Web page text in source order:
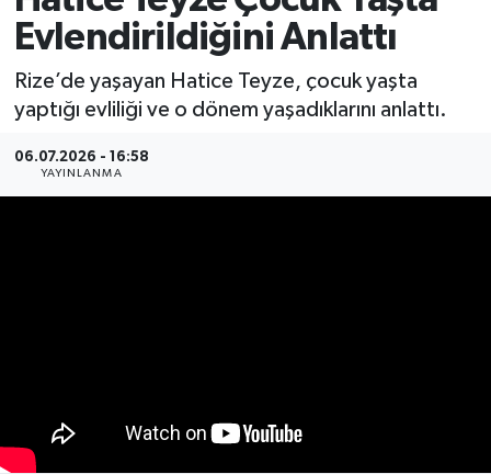
Evlendirildiğini Anlattı
Rize’de yaşayan Hatice Teyze, çocuk yaşta
yaptığı evliliği ve o dönem yaşadıklarını anlattı.
06.07.2026 - 16:58
YAYINLANMA
Ekonomi
Teknoloji
Sağlık
Süper Lig Puan Durumu ve Fikstür
Tüm Manşetler
Son Dakika Haberleri